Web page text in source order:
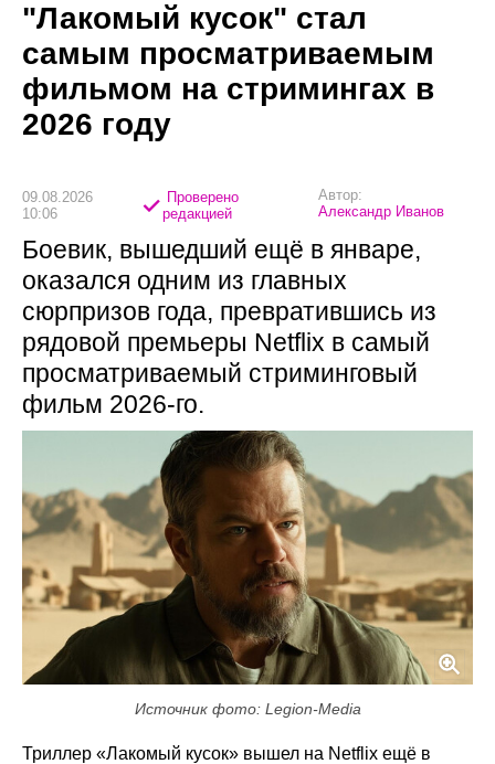
"Лакомый кусок" стал
самым просматриваемым
фильмом на стримингах в
2026 году
09.08.2026
10:06
Проверено
редакцией
Автор:
Александр Иванов
Боевик, вышедший ещё в январе,
оказался одним из главных
сюрпризов года, превратившись из
рядовой премьеры Netflix в самый
просматриваемый стриминговый
фильм 2026-го.
Источник фото: Legion-Media
Триллер «Лакомый кусок» вышел на Netflix ещё в